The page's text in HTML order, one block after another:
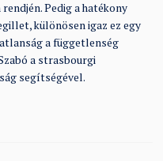
Pedig a hatékony
különösen igaz ez egy
a függetlenség
a strasbourgi
segítségével.